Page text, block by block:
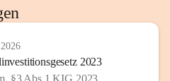
2023
§3 Abs 1 KIG 2023